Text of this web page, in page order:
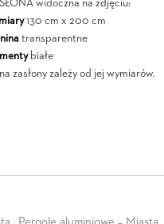
widoczna na zdjęciu:
130 cm x 200 cm
transparentne
białe
zasłony zależy od jej wymiarów.